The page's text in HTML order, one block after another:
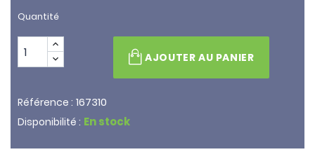
Quantité
AJOUTER AU PANIER
Référence : 167310
Disponibilité : En stock